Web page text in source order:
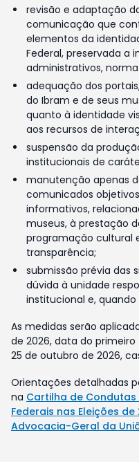
revisão e adaptação
comunicação que
elementos da
Federal, preservada a
administrativos,
adequação dos
do Ibram e de seus
quanto à identidade
aos recursos de
suspensão da
institucionais de
manutenção apenas
comunicados
informativos,
museus, à prestação
programação cultural
transparência;
submissão prévia das
dúvida à unidade
institucional e, quando
As medidas serão
de 2026, data do
25 de outubro de 2026,
Orientações detalhadas
na Cartilha de
Federais nas Eleições
Advocacia-Geral da